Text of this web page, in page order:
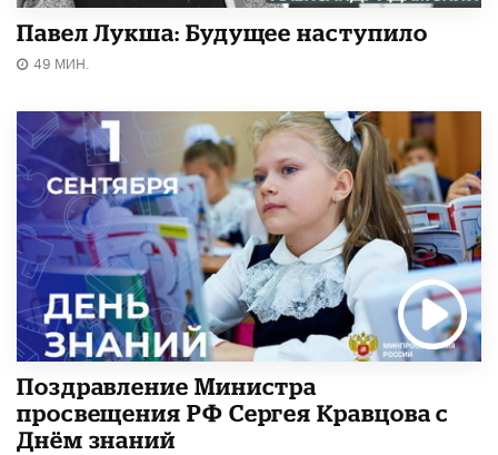
Павел Лукша: Будущее наступило
49 МИН.
Поздравление Министра
просвещения РФ Сергея Кравцова с
Днём знаний